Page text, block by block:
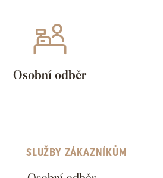
Osobní odběr
SLUŽBY ZÁKAZNÍKŮM